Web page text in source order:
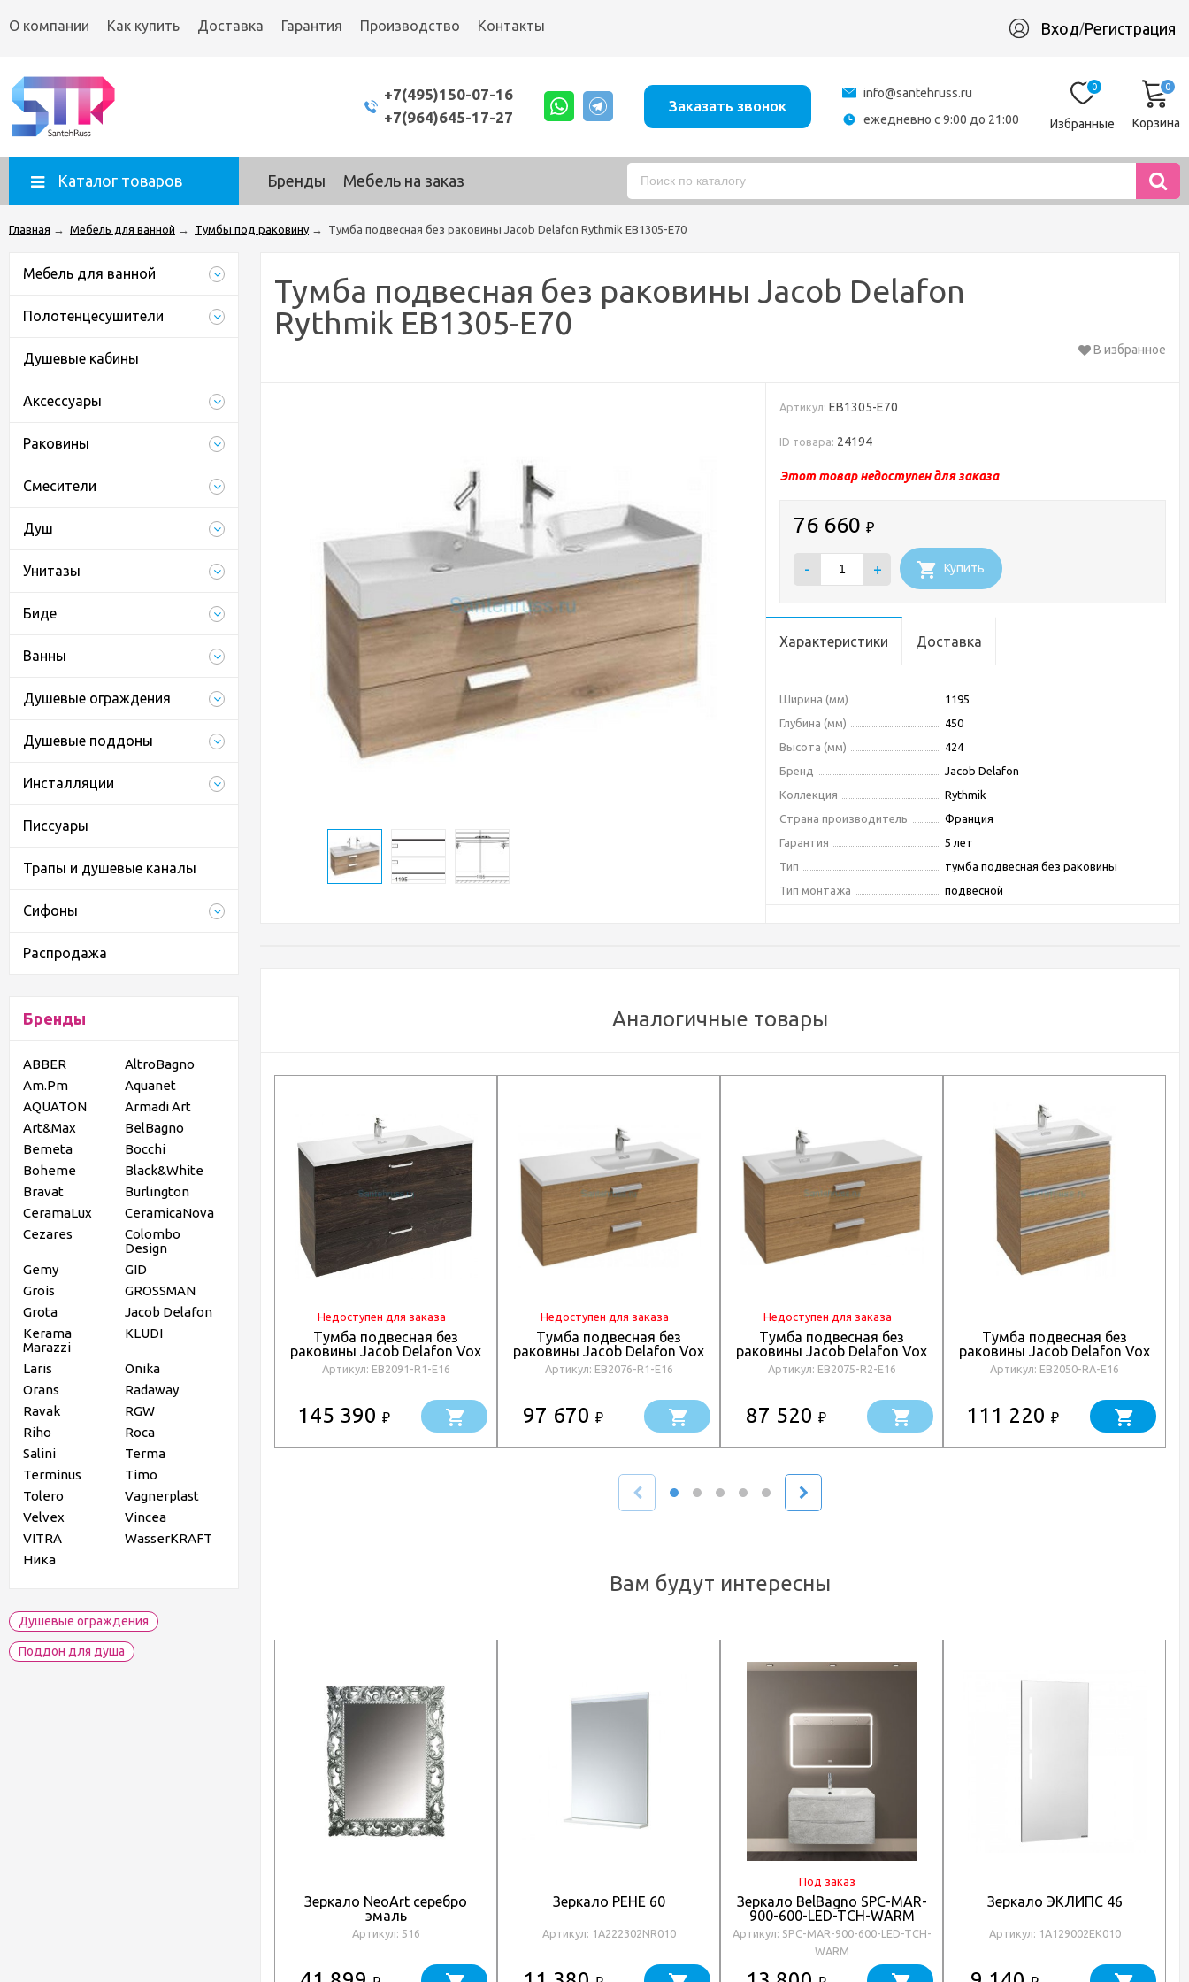
О компании Как купить Доставка Гарантия Производство Контакты Вход/Регистрация
+7(495)150-07-16
+7(964)645-17-27
Заказать звонок
info@santehruss.ru
ежедневно с 9:00 до 21:00
0
Избранные
0
Корзина
Каталог товаров Бренды Мебель на заказ
Главная → Мебель для ванной → Тумбы под раковину → Тумба подвесная без раковины Jacob Delafon Rythmik EB1305-E70
Мебель для ванной
Полотенцесушители
Душевые кабины
Аксессуары
Раковины
Смесители
Душ
Унитазы
Биде
Ванны
Душевые ограждения
Душевые поддоны
Инсталляции
Писсуары
Трапы и душевые каналы
Сифоны
Распродажа
Бренды
ABBER
AltroBagno
Am.Pm
Aquanet
AQUATON
Armadi Art
Art&Max
BelBagno
Bemeta
Bocchi
Boheme
Black&White
Bravat
Burlington
CeramaLux
CeramicaNova
Cezares
Colombo
Design
Gemy
GID
Grois
GROSSMAN
Grota
Jacob Delafon
Kerama
Marazzi
KLUDI
Laris
Onika
Orans
Radaway
Ravak
RGW
Riho
Roca
Salini
Terma
Terminus
Timo
Tolero
Vagnerplast
Velvex
Vincea
VITRA
WasserKRAFT
Ника
Душевые ограждения
Поддон для душа
Тумба подвесная без раковины Jacob Delafon
Rythmik EB1305-E70
В избранное
Артикул: EB1305-E70
ID товара: 24194
Этот товар недоступен для заказа
76 660 ₽
- + Купить
Характеристики Доставка
Ширина (мм)
1195
Глубина (мм)
450
Высота (мм)
424
Бренд
Jacob Delafon
Коллекция
Rythmik
Страна производитель
Франция
Гарантия
5 лет
Тип
тумба подвесная без раковины
Тип монтажа
подвесной
Угловая конструкция
Аналогичные товары
Недоступен для заказа
Тумба подвесная без
раковины Jacob Delafon Vox
EB2091-R1-E16
Артикул: EB2091-R1-E16
145 390 ₽
Недоступен для заказа
Тумба подвесная без
раковины Jacob Delafon Vox
EB2076-R1-E16
Артикул: EB2076-R1-E16
97 670 ₽
Недоступен для заказа
Тумба подвесная без
раковины Jacob Delafon Vox
EB2075-R2-E16
Артикул: EB2075-R2-E16
87 520 ₽
Тумба подвесная без
раковины Jacob Delafon Vox
EB2050-RA-E16
Артикул: EB2050-RA-E16
111 220 ₽
Вам будут интересны
Зеркало NeoArt серебро
эмаль
Артикул: 516
Зеркало РЕНЕ 60
Артикул: 1A222302NR010
Под заказ
Зеркало BelBagno SPC-MAR-
900-600-LED-TCH-WARM
Артикул: SPC-MAR-900-600-LED-TCH-
WARM
Зеркало ЭКЛИПС 46
Артикул: 1A129002EK010